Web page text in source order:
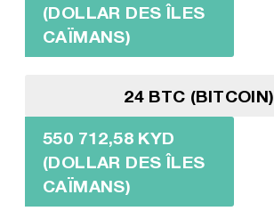
(DOLLAR DES ÎLES
CAÏMANS)
24 BTC (BITCOIN)
550 712,58 KYD
(DOLLAR DES ÎLES
CAÏMANS)